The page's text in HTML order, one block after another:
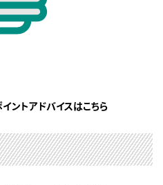
ントアドバイスはこちら